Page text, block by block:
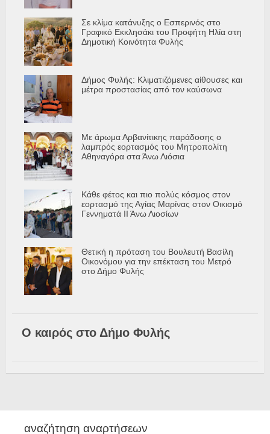
Σε κλίμα κατάνυξης ο Εσπερινός στο
Γραφικό Εκκλησάκι του Προφήτη Ηλία στη
Δημοτική Κοινότητα Φυλής
Δήμος Φυλής: Κλιματιζόμενες αίθουσες και
μέτρα προστασίας από τον καύσωνα
Με άρωμα Αρβανίτικης παράδοσης ο
λαμπρός εορτασμός του Μητροπολίτη
Αθηναγόρα στα Άνω Λιόσια
Κάθε φέτος και πιο πολύς κόσμος στον
εορτασμό της Αγίας Μαρίνας στον Οικισμό
Γεννηματά ΙΙ Άνω Λιοσίων
Θετική η πρόταση του Βουλευτή Βασίλη
Οικονόμου για την επέκταση του Μετρό
στο Δήμο Φυλής
Ο καιρός στο Δήμο Φυλής
αναζήτηση αναρτήσεων